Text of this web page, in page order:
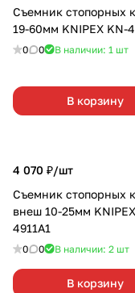
Съемник стопорных
19-60мм KNIPEX KN-
0 0 В наличии: 1 шт
В корзину
4 070 ₽/шт
Съемник стопорных
внеш 10-25мм
4911A1
0 0 В наличии: 2 шт
В корзину